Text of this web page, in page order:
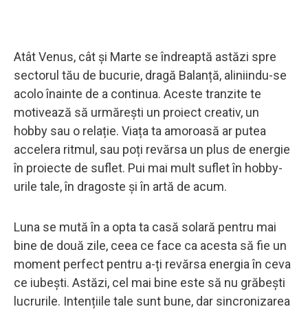
Atât Venus, cât și Marte se îndreaptă astăzi spre
sectorul tău de bucurie, dragă Balanță, aliniindu-se
acolo înainte de a continua. Aceste tranzite te
motivează să urmărești un proiect creativ, un
hobby sau o relație. Viața ta amoroasă ar putea
accelera ritmul, sau poți revărsa un plus de energie
în proiecte de suflet. Pui mai mult suflet în hobby-
urile tale, în dragoste și în artă de acum.
Luna se mută în a opta ta casă solară pentru mai
bine de două zile, ceea ce face ca acesta să fie un
moment perfect pentru a-ți revărsa energia în ceva
ce iubești. Astăzi, cel mai bine este să nu grăbești
lucrurile. Intențiile tale sunt bune, dar sincronizarea